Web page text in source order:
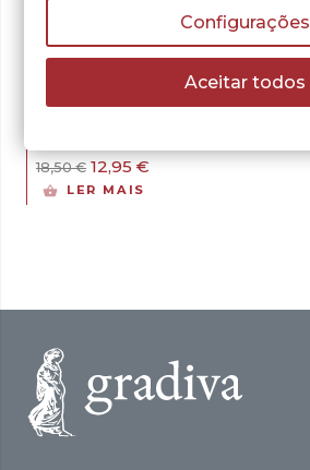
Walter Lewin
18,50€ O
preço
12,95 €
LER MAIS
Configurações
Aceitar todos